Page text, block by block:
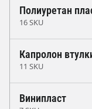
Полиуретан
16 SKU
Капролон
11 SKU
Винипласт